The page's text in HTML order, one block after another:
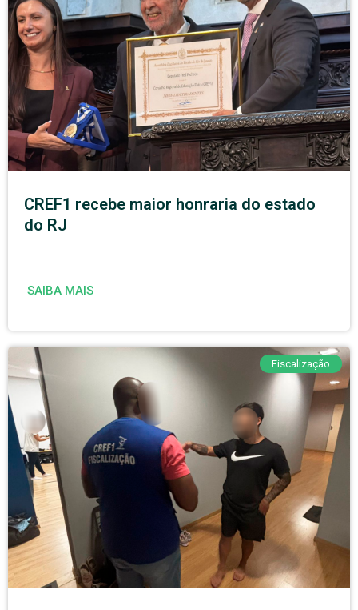
CREF1 recebe maior honraria do estado
do RJ
SAIBA MAIS
Fiscalização